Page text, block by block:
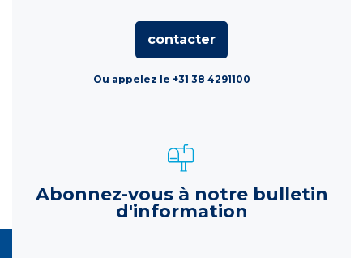
contacter
Ou appelez le +31 38 4291100
Abonnez-vous à notre bulletin
d'information